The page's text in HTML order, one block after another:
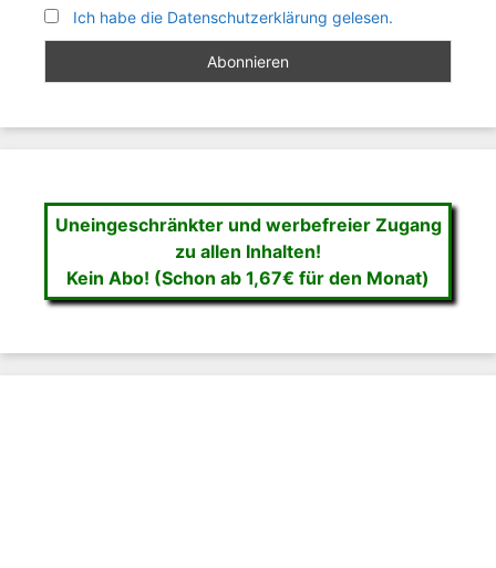
Ich habe die Datenschutzerklärung gelesen.
Uneingeschränkter und werbefreier Zugang
zu allen Inhalten!
Kein Abo! (Schon ab 1,67€ für den Monat)